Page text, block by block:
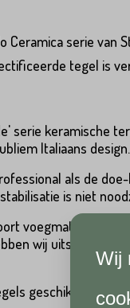
Ceramica serie van
tegel is
serie keramische
Italiaans design.
als de
is niet
voegmateriaal is
wij uitstekende
geschikt zijn
Wij